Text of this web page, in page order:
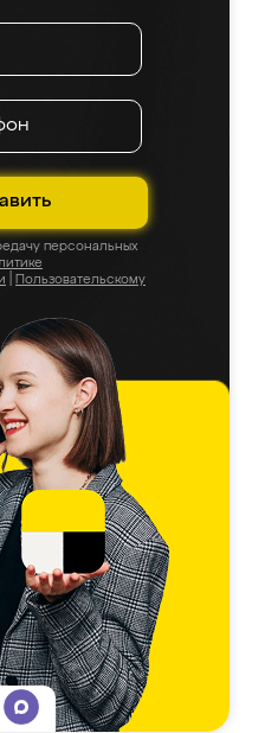
персональных
Пользовательскому